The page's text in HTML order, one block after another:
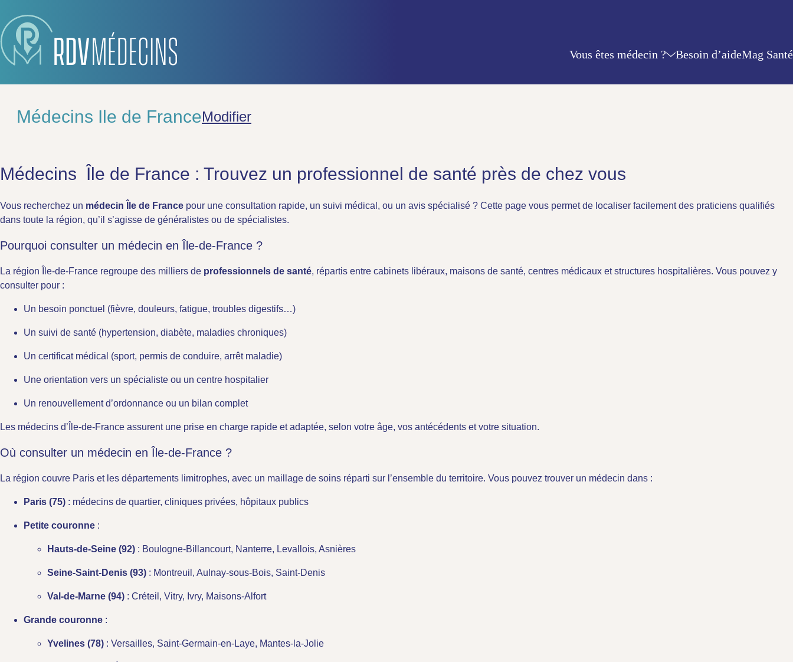
Vous êtes médecin ? Besoin d’aideMag Santé
Médecins Ile de FranceModifier
Médecins Île de France : Trouvez un professionnel de santé près de chez vous
Vous recherchez un médecin Île de France pour une consultation rapide, un suivi médical, ou un avis spécialisé ? Cette page vous permet de localiser facilement des praticiens qualifiés
dans toute la région, qu’il s’agisse de généralistes ou de spécialistes.
Pourquoi consulter un médecin en Île-de-France ?
La région Île-de-France regroupe des milliers de professionnels de santé, répartis entre cabinets libéraux, maisons de santé, centres médicaux et structures hospitalières. Vous pouvez y
consulter pour :
Un besoin ponctuel (fièvre, douleurs, fatigue, troubles digestifs…)
Un suivi de santé (hypertension, diabète, maladies chroniques)
Un certificat médical (sport, permis de conduire, arrêt maladie)
Une orientation vers un spécialiste ou un centre hospitalier
Un renouvellement d’ordonnance ou un bilan complet
Les médecins d’Île-de-France assurent une prise en charge rapide et adaptée, selon votre âge, vos antécédents et votre situation.
Où consulter un médecin en Île-de-France ?
La région couvre Paris et les départements limitrophes, avec un maillage de soins réparti sur l’ensemble du territoire. Vous pouvez trouver un médecin dans :
Paris (75) : médecins de quartier, cliniques privées, hôpitaux publics
Petite couronne :
Hauts-de-Seine (92) : Boulogne-Billancourt, Nanterre, Levallois, Asnières
Seine-Saint-Denis (93) : Montreuil, Aulnay-sous-Bois, Saint-Denis
Val-de-Marne (94) : Créteil, Vitry, Ivry, Maisons-Alfort
Grande couronne :
Yvelines (78) : Versailles, Saint-Germain-en-Laye, Mantes-la-Jolie